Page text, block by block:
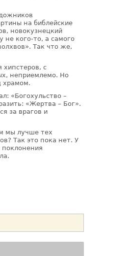
на библейские
новокузнецкий
не кого-то, а самого
Так что же,
хипстеров, с
неприемлемо. Но
храмом.
«Богохульство –
«Жертва – Бог».
за врагов и
мы лучше тех
Так это пока нет. У
поклонения